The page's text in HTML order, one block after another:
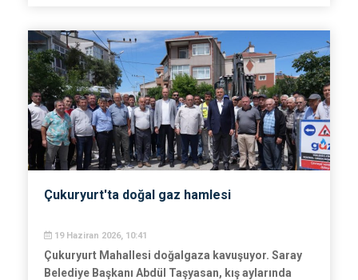
Çukuryurt'ta doğal gaz hamlesi
19 Haziran 2026, 10:41
Çukuryurt Mahallesi doğalgaza kavuşuyor. Saray
Belediye Başkanı Abdül Taşyasan, kış aylarında